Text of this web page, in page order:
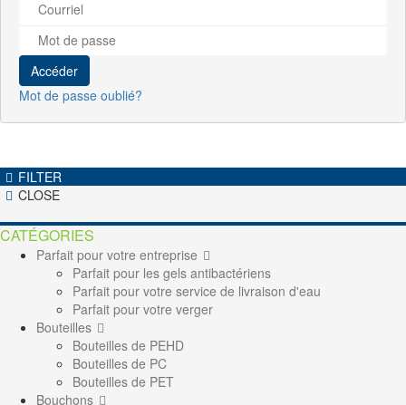
Accéder
Mot de passe oublié?
FILTER
CLOSE
CATÉGORIES
Parfait pour votre entreprise
Parfait pour les gels antibactériens
Parfait pour votre service de livraison d'eau
Parfait pour votre verger
Bouteilles
Bouteilles de PEHD
Bouteilles de PC
Bouteilles de PET
Bouchons